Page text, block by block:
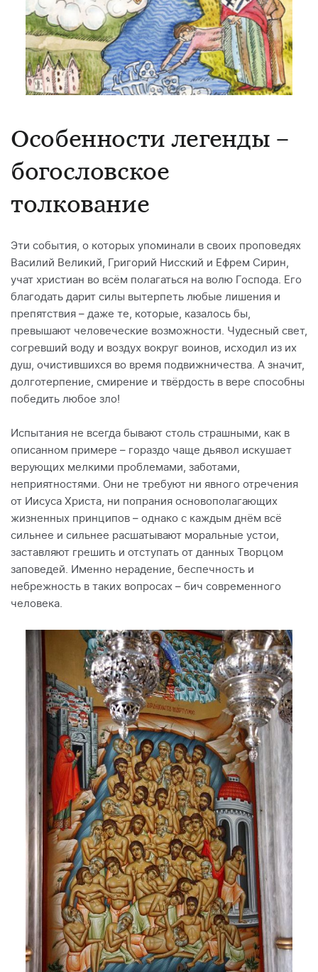
Особенности легенды –
богословское
толкование
Эти события, о которых упоминали в своих проповедях
Василий Великий, Григорий Нисский и Ефрем Сирин,
учат христиан во всём полагаться на волю Господа. Его
благодать дарит силы вытерпеть любые лишения и
препятствия – даже те, которые, казалось бы,
превышают человеческие возможности. Чудесный свет,
согревший воду и воздух вокруг воинов, исходил из их
душ, очистившихся во время подвижничества. А значит,
долготерпение, смирение и твёрдость в вере способны
победить любое зло!
Испытания не всегда бывают столь страшными, как в
описанном примере – гораздо чаще дьявол искушает
верующих мелкими проблемами, заботами,
неприятностями. Они не требуют ни явного отречения
от Иисуса Христа, ни попрания основополагающих
жизненных принципов – однако с каждым днём всё
сильнее и сильнее расшатывают моральные устои,
заставляют грешить и отступать от данных Творцом
заповедей. Именно нерадение, беспечность и
небрежность в таких вопросах – бич современного
человека.